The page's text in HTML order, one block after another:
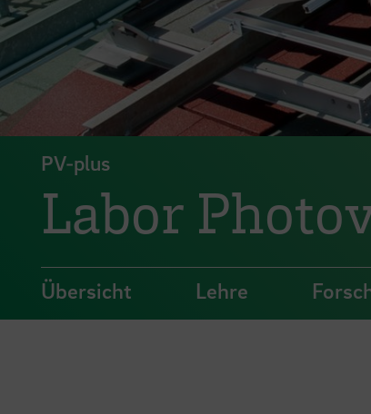
PV-plus
Labor
Übersicht Lehre